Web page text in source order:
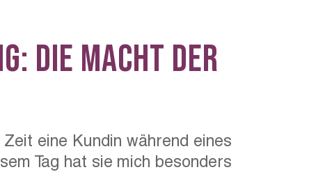
Die Macht der
eine Kundin während eines
Tag hat sie mich besonders